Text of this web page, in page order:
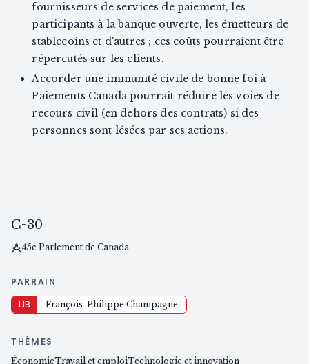
fournisseurs de services de paiement, les
participants à la banque ouverte, les émetteurs de
stablecoins et d'autres ; ces coûts pourraient être
répercutés sur les clients.
Accorder une immunité civile de bonne foi à
Paiements Canada pourrait réduire les voies de
recours civil (en dehors des contrats) si des
personnes sont lésées par ses actions.
C-30
45e Parlement de Canada
PARRAIN
LIB François-Philippe Champagne
THÈMES
ÉconomieTravail et emploiTechnologie et innovation